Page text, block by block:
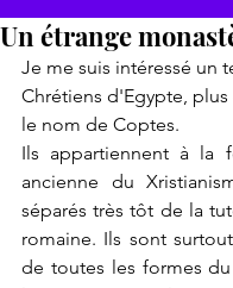
Un étrange
Je me suis intéressé un
Chrétiens d'Egypte, plus
le nom de Coptes.
Ils appartiennent à la
ancienne du
séparés très tôt de la
romaine. Ils sont
de toutes les formes